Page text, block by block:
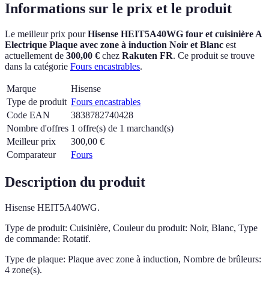
Informations sur le prix et le produit
Le meilleur prix pourHisense HEIT5A40WG four et cuisinière A
Electrique Plaque avec zone à induction Noir et Blanc est
actuellement de 300,00 € chez Rakuten FR. Ce produit se trouve
dans la catégorie Fours encastrables.
Marque
Hisense
Type de produit Fours encastrables
Code EAN
3838782740428
Nombre d'offres 1 offre(s) de 1 marchand(s)
Meilleur prix
300,00 €
Comparateur
Fours
Description du produit
Hisense HEIT5A40WG.
Type de produit: Cuisinière, Couleur du produit: Noir, Blanc, Type
de commande: Rotatif.
Type de plaque: Plaque avec zone à induction, Nombre de brûleurs:
4 zone(s).